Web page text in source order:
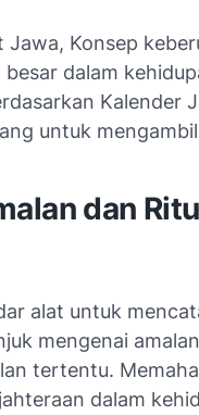
Jawa, Konsep
dalam
Kalender
untuk
dan
alat untuk
mengenai
tertentu.
dalam